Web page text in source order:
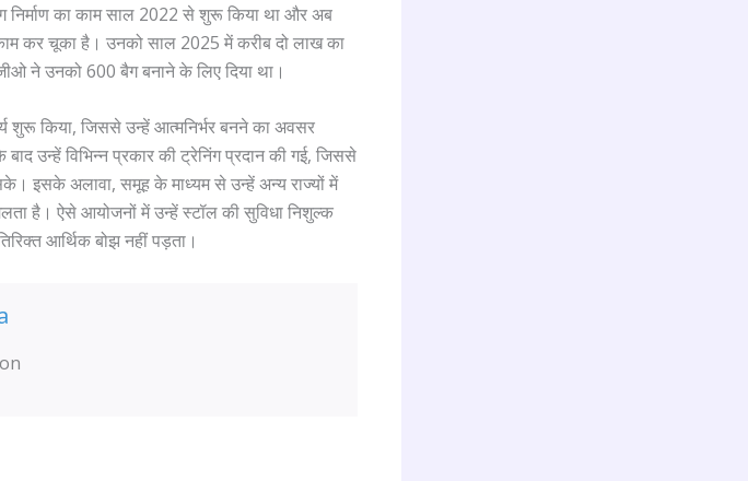
निर्माण का काम साल 2022 से शुरू किया था और अब
कर चूका है। उनको साल 2025 में करीब दो लाख का
ने उनको 600 बैग बनाने के लिए दिया था।
शुरू किया, जिससे उन्हें आत्मनिर्भर बनने का अवसर
उन्हें विभिन्न प्रकार की ट्रेनिंग प्रदान की गई, जिससे
इसके अलावा, समूह के माध्यम से उन्हें अन्य राज्यों में
है। ऐसे आयोजनों में उन्हें स्टॉल की सुविधा निशुल्क
आर्थिक बोझ नहीं पड़ता।